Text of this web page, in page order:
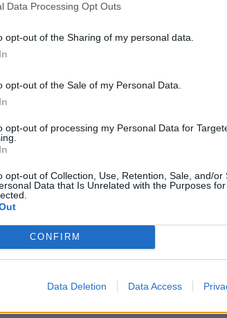
Data Processing Opt Outs
opt-out of the Sharing of my personal data.
opt-out of the Sale of my Personal Data.
opt-out of processing my Personal Data for
opt-out of Collection, Use, Retention, Sale, and/or
Data that Is Unrelated with the Purposes
CONFIRM
Data Deletion Data Access
Bologna
Kabasele, Solet; Ehizibue, Atta,
Davis.
Sanchez, Lovric, Palma,
Pizarro. All. Runjaic
Calabria, Beukema, Lucumi, Miranda;
Dominguez; Dallinga.
Erlic, Moro, Castro, El Azzouzi,
Cambiaghi, De Silvestri, Fabbian.
in tv